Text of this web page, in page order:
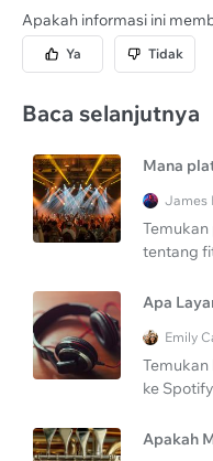
Apakah informasi ini
Ya Tidak
Baca selanjutnya
Mana
James
tentang
Apa
Emily
ke
Apakah